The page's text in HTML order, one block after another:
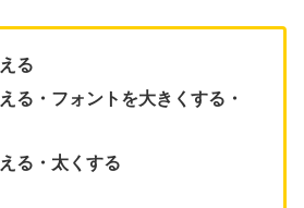
る
る・フォントを大きくする・
る・太くする